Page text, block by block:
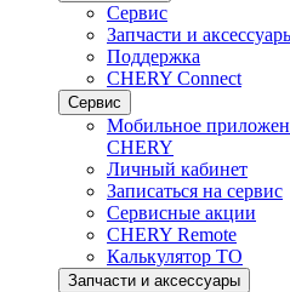
Сервис
Запчасти и
Поддержка
CHERY Connect
Сервис
Мобильное
CHERY
Личный кабинет
Записаться на сервис
Сервисные акции
CHERY Remote
Калькулятор ТО
Запчасти и аксессуары